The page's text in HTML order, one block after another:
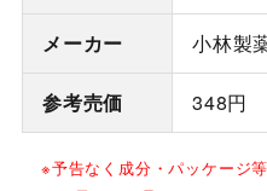
メーカー 小林製
参考売価 348円
※予告なく成分・パッケージ